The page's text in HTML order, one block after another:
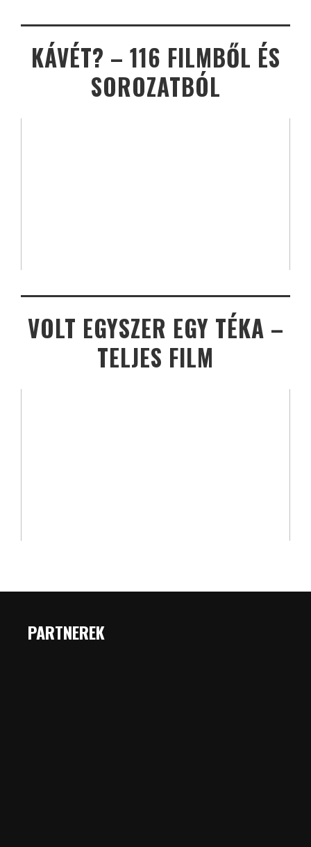
KÁVÉT? – 116 FILMBŐL ÉS
SOROZATBÓL
VOLT EGYSZER EGY TÉKA –
TELJES FILM
PARTNEREK